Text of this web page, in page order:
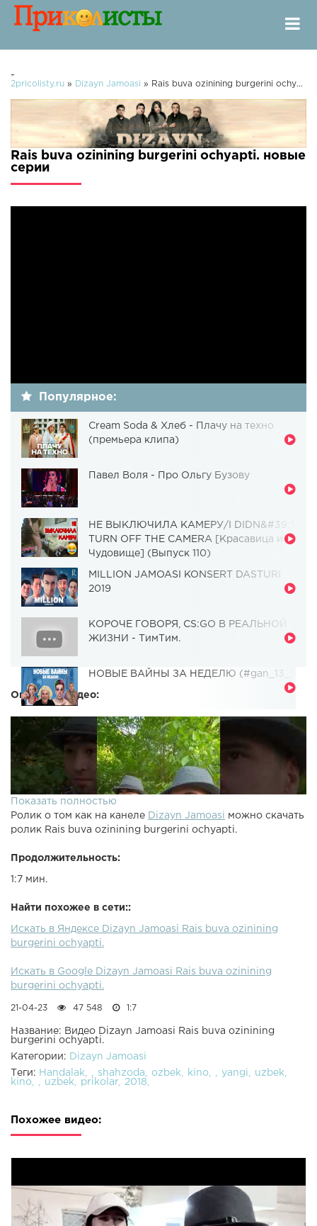
-
2pricolisty.ru » Dizayn Jamoasi » Rais buva ozinining burgerini ochyapti.
Rais buva ozinining burgerini ochyapti. новые
серии
Популярное:
Cream Soda & Хлеб - Плачу на техно
(премьера клипа)
Павел Воля - Про Ольгу Бузову
НЕ ВЫКЛЮЧИЛА КАМЕРУ/I DIDN&#39;T
TURN OFF THE CAMERA [Красавица и
Чудовище] (Выпуск 110)
MILLION JAMOASI KONSERT DASTURI
2019
КОРОЧЕ ГОВОРЯ, CS:GO В РЕАЛЬНОЙ
ЖИЗНИ - ТимТим.
НОВЫЕ ВАЙНЫ ЗА НЕДЕЛЮ (#gan_13_)
Описание видео:
Показать полностью
Ролик о том как на канеле
Dizayn Jamoasi можно скачать
ролик Rais buva ozinining burgerini ochyapti.
Продолжительность:
1:7 мин.
Найти похожее в сети::
Искать в Яндексе Dizayn Jamoasi Rais buva ozinining
burgerini ochyapti.
Искать в Google Dizayn Jamoasi Rais buva ozinining
burgerini ochyapti.
21-04-23 47 548 1:7
Название: Видео Dizayn Jamoasi Rais buva ozinining
burgerini ochyapti.
Категории:
Dizayn Jamoasi
Теги: Handalak shahzoda ozbek kino yangi
uzbek
kino
uzbek prikolar 2018
Похожее видео: